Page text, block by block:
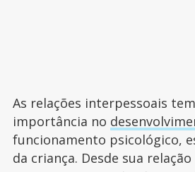
As relações interpessoais
importância no
funcionamento psicológico,
da criança. Desde sua